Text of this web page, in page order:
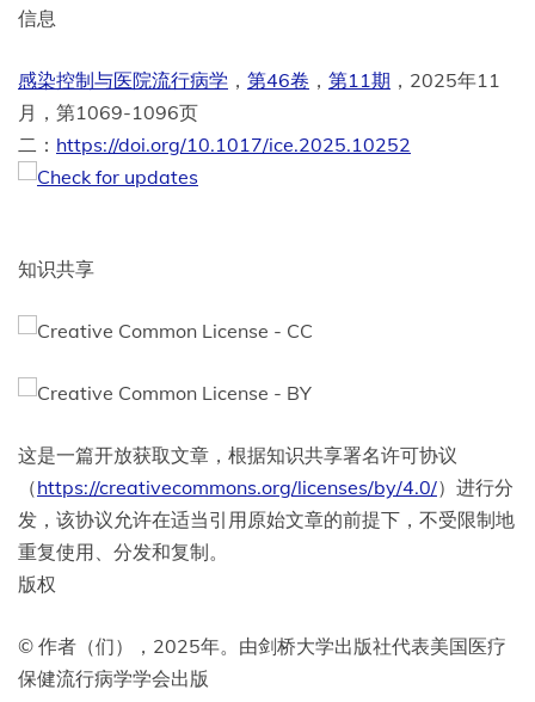
信息
感染控制与医院流行病学 ， 第46卷 ， 第11期 ，2025年11
月，第1069-1096页
二： https://doi.org/10.1017/ice.2025.10252
知识共享
这是一篇开放获取文章，根据知识共享署名许可协议
（https://creativecommons.org/licenses/by/4.0/）进行分
发，该协议允许在适当引用原始文章的前提下，不受限制地
重复使用、分发和复制。
版权
© 作者（们），2025年。由剑桥大学出版社代表美国医疗
保健流行病学学会出版